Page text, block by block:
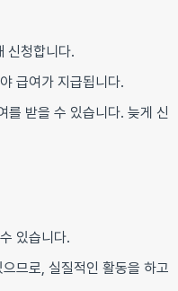
신청합니다.
급여가 지급됩니다.
를 받을 수 있습니다. 늦게 신
있습니다.
으므로, 실질적인 활동을 하고